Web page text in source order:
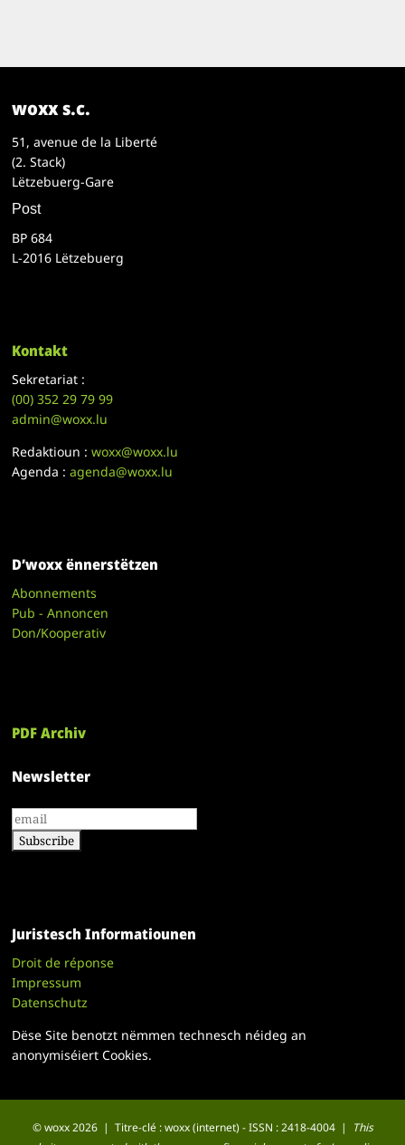
woxx s.c.
51, avenue de la Liberté
(2. Stack)
Lëtzebuerg-Gare
Post
BP 684
L-2016 Lëtzebuerg
Kontakt
Sekretariat :
(00)352 29 79 99
admin@woxx.lu
Redaktioun :woxx@woxx.lu
Agenda :agenda@woxx.lu
D’woxx ënnerstëtzen
Abonnements
Pub - Annoncen
Don/Kooperativ
PDF Archiv
Newsletter
Juristesch Informatiounen
Droit de réponse
Impressum
Datenschutz
Dëse Site benotzt nëmmen technesch néideg an
anonymiséiert Cookies.
© woxx 2026 | Titre-clé : woxx (internet) - ISSN : 2418-4004 |
This